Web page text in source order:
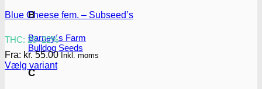
B
Barney´s Farm
Bulldog Seeds
C
Blue Cheese fem. – Subseed’s
THC: 20–22%
Fra: kr.55.00 Inkl. moms
Vælg variant